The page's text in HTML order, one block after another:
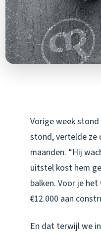
Vorige week stond
stond, vertelde ze
maanden. “Hij
uitstel kost hem
balken. Voor je
€12.000 aan
En dat terwijl we